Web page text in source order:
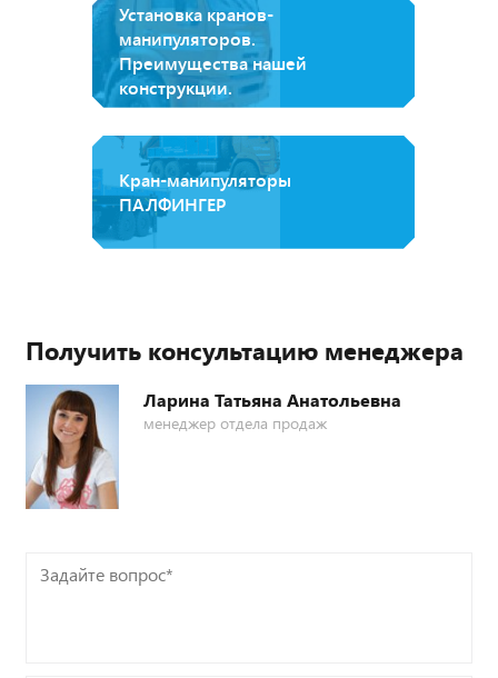
Установка кранов-
манипуляторов.
Преимущества нашей
конструкции.
Кран-манипуляторы
ПАЛФИНГЕР
Получить консультацию менеджера
Ларина Татьяна Анатольевна
менеджер отдела продаж
Задайте
вопрос*